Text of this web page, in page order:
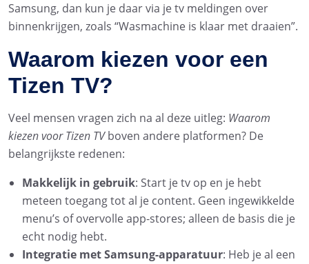
Samsung, dan kun je daar via je tv meldingen over
binnenkrijgen, zoals “Wasmachine is klaar met draaien”.
Waarom kiezen voor een
Tizen TV?
Veel mensen vragen zich na al deze uitleg: Waarom
kiezen voor Tizen TVboven andere platformen? De
belangrijkste redenen:
Makkelijk in gebruik: Start je tv op en je hebt
meteen toegang tot al je content. Geen ingewikkelde
menu’s of overvolle app-stores; alleen de basis die je
echt nodig hebt.
Integratie met Samsung-apparatuur: Heb je al een